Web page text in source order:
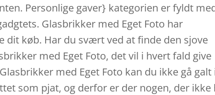
Personlige gaver} kategorien er fyldt
Glasbrikker med Eget Foto har
køb. Har du svært ved at finde den sjove
med Eget Foto, det vil i hvert fald give
med Eget Foto kan du ikke gå galt
som pjat, og derfor er der nogen, der ikke